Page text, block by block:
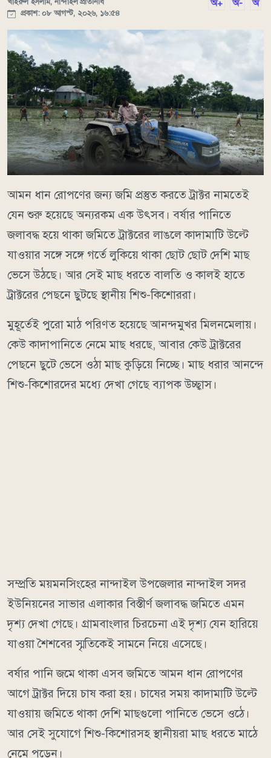
প্রকাশ: ০৮ আগস্ট, ২০২৬, ১৬:৫৪
অ+ অ- অ
আমন ধান রোপণের জন্য জমি প্রস্তুত করতে ট্রাক্টর নামতেই
যেন শুরু হয়েছে অন্যরকম এক উৎসব। বর্ষার পানিতে
জলাবদ্ধ হয়ে থাকা জমিতে ট্রাক্টরের লাঙলে কাদামাটি উল্টে
যাওয়ার সঙ্গে সঙ্গে গর্তে লুকিয়ে থাকা ছোট ছোট দেশি মাছ
ভেসে উঠছে। আর সেই মাছ ধরতে বালতি ও কালই হাতে
ট্রাক্টরের পেছনে ছুটছে স্থানীয় শিশু-কিশোররা।
মুহূর্তেই পুরো মাঠ পরিণত হয়েছে আনন্দমুখর মিলনমেলায়।
কেউ কাদাপানিতে নেমে মাছ ধরছে, আবার কেউ ট্রাক্টরের
পেছনে ছুটে ভেসে ওঠা মাছ কুড়িয়ে নিচ্ছে। মাছ ধরার আনন্দে
শিশু-কিশোরদের মধ্যে দেখা গেছে ব্যাপক উচ্ছ্বাস।
সম্প্রতি ময়মনসিংহের নান্দাইল উপজেলার নান্দাইল সদর
ইউনিয়নের সাভার এলাকার বিস্তীর্ণ জলাবদ্ধ জমিতে এমন
দৃশ্য দেখা গেছে। গ্রামবাংলার চিরচেনা এই দৃশ্য যেন হারিয়ে
যাওয়া শৈশবের স্মৃতিকেই সামনে নিয়ে এসেছে।
বর্ষার পানি জমে থাকা এসব জমিতে আমন ধান রোপণের
আগে ট্রাক্টর দিয়ে চাষ করা হয়। চাষের সময় কাদামাটি উল্টে
যাওয়ায় জমিতে থাকা দেশি মাছগুলো পানিতে ভেসে ওঠে।
আর সেই সুযোগে শিশু-কিশোরসহ স্থানীয়রা মাছ ধরতে মাঠে
নেমে পড়েন।